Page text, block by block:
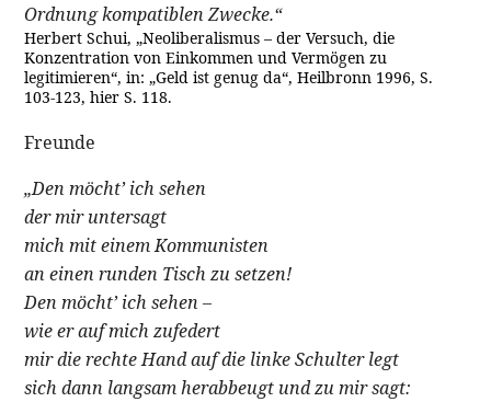
Ordnung kompatiblen Zwecke.“
Herbert Schui, „Neoliberalismus – der Versuch, die
Konzentration von Einkommen und Vermögen zu
legitimieren“, in: „Geld ist genug da“, Heilbronn 1996, S.
103-123, hier S. 118.
Freunde
„Den möcht’ ich sehen
der mir untersagt
mich mit einem Kommunisten
an einen runden Tisch zu setzen!
Den möcht’ ich sehen –
wie er auf mich zufedert
mir die rechte Hand auf die linke Schulter legt
sich dann langsam herabbeugt und zu mir sagt: